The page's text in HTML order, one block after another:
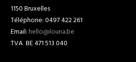
1150 Bruxelles
Téléphone: 0497 422 261
Email:hello@louna.be
TVA BE 471 513 040